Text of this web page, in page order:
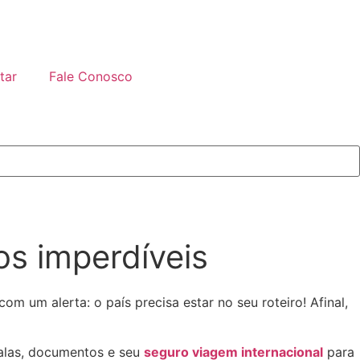
Fale Conosco
imperdíveis
um alerta: o país precisa estar no seu roteiro! Afinal,
documentos e seu seguro viagem internacional para